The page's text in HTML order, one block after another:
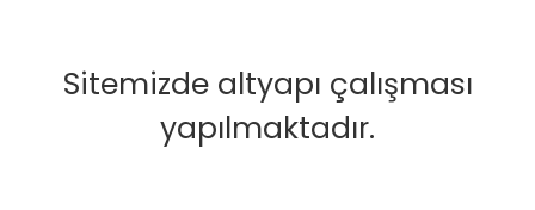
Sitemizde altyapı çalışması
yapılmaktadır.